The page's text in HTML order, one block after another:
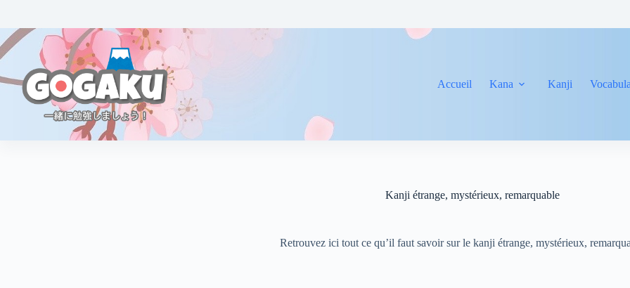
Accueil Kana Kanji
Kanji étrange, mystérieux, remarquable
Retrouvez ici tout ce qu’il faut savoir sur le kanji étrange, mystérieux,